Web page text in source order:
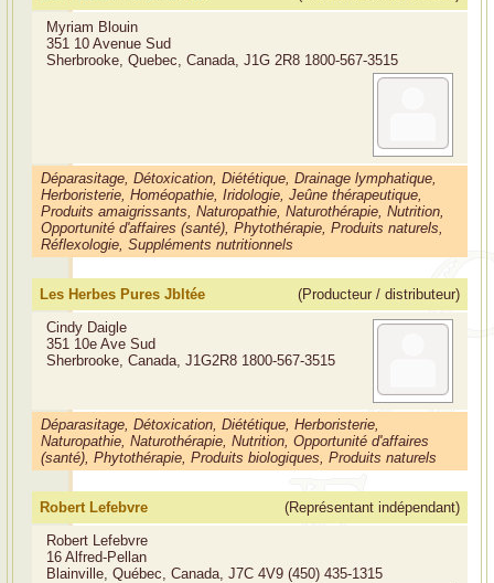
Myriam Blouin
351 10 Avenue Sud
Sherbrooke, Quebec, Canada, J1G 2R8 1800-567-3515
Déparasitage, Détoxication, Diététique, Drainage lymphatique,
Herboristerie, Homéopathie, Iridologie, Jeûne thérapeutique,
Produits amaigrissants, Naturopathie, Naturothérapie, Nutrition,
Opportunité d'affaires (santé), Phytothérapie, Produits naturels,
Réflexologie, Suppléments nutritionnels
Les Herbes Pures Jbltée
(Producteur / distributeur)
Cindy Daigle
351 10e Ave Sud
Sherbrooke, Canada, J1G2R8 1800-567-3515
Déparasitage, Détoxication, Diététique, Herboristerie,
Naturopathie, Naturothérapie, Nutrition, Opportunité d'affaires
(santé), Phytothérapie, Produits biologiques, Produits naturels
Robert Lefebvre
(Représentant indépendant)
Robert Lefebvre
16 Alfred-Pellan
Blainville, Québec, Canada, J7C 4V9 (450) 435-1315